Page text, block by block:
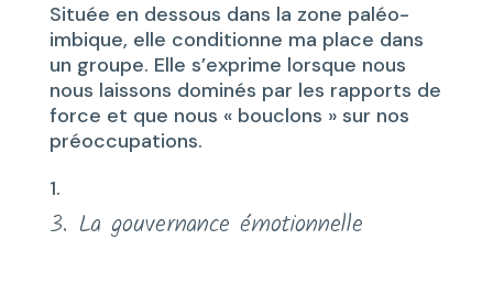
Située en dessous dans la zone paléo-
imbique, elle conditionne ma place dans
un groupe. Elle s’exprime lorsque nous
nous laissons dominés par les rapports de
force et que nous « bouclons » sur nos
préoccupations.
3. La gouvernance émotionnelle